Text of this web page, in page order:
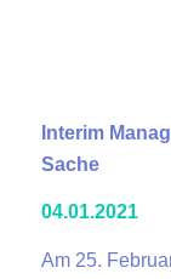
Interim
Sache
04.01.2021
Am 25.